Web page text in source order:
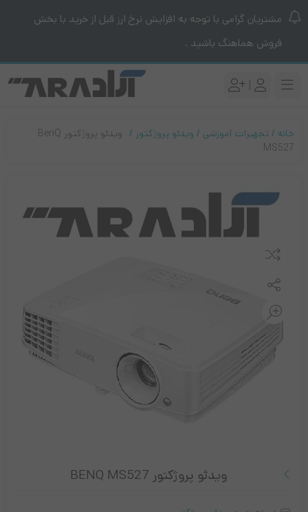
مشتریان گرامی با توجه به افزایش نرخ ارز قبل از خرید با بخش
فروش هماهنگ باشید .
|
خانه تجهیزات آموزشی ویدئو پروژکتور
ویدئو پروژکتور BenQ
MS527
ویدئو پروژکتور BENQ MS527